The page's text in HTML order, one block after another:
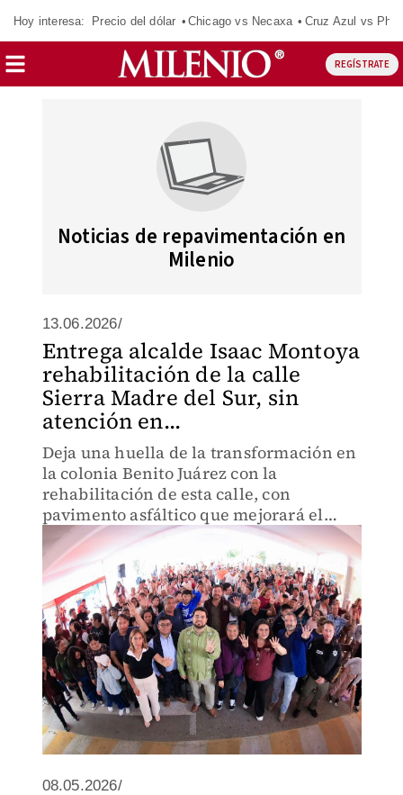
Hoy interesa: Precio del dólar Chicago vs Necaxa Cruz Azul vs
REGÍSTRATE
Noticias de repavimentación en
Milenio
13.06.2026/
Entrega alcalde Isaac Montoya
rehabilitación de la calle
Sierra Madre del Sur, sin
atención en...
Deja una huella de la transformación en
la colonia Benito Juárez con la
rehabilitación de esta calle, con
pavimento asfáltico que mejorará el
tránsito vehicular en la zona.
08.05.2026/